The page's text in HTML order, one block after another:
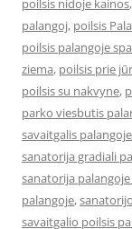
poilsis nidoje kainos,
palangoj, poilsis
poilsis palangoje spa
ziema, poilsis prie
poilsis su nakvyne,
parko viesbutis
savaitgalis palangoje
sanatorija gradiali
sanatorija
palangoje,
savaitgalio poilsis